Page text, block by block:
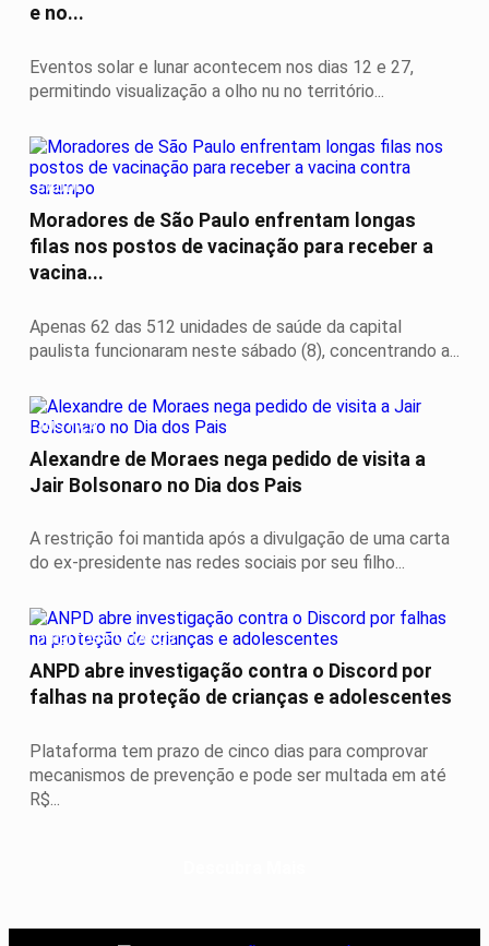
e no...
Eventos solar e lunar acontecem nos dias 12 e 27,
permitindo visualização a olho nu no território...
SAÚDE
Moradores de São Paulo enfrentam longas
filas nos postos de vacinação para receber a
vacina...
Apenas 62 das 512 unidades de saúde da capital
paulista funcionaram neste sábado (8), concentrando a...
JUSTIÇA
Alexandre de Moraes nega pedido de visita a
Jair Bolsonaro no Dia dos Pais
A restrição foi mantida após a divulgação de uma carta
do ex-presidente nas redes sociais por seu filho...
DIREITOS HUMANOS
ANPD abre investigação contra o Discord por
falhas na proteção de crianças e adolescentes
Plataforma tem prazo de cinco dias para comprovar
mecanismos de prevenção e pode ser multada em até
R$...